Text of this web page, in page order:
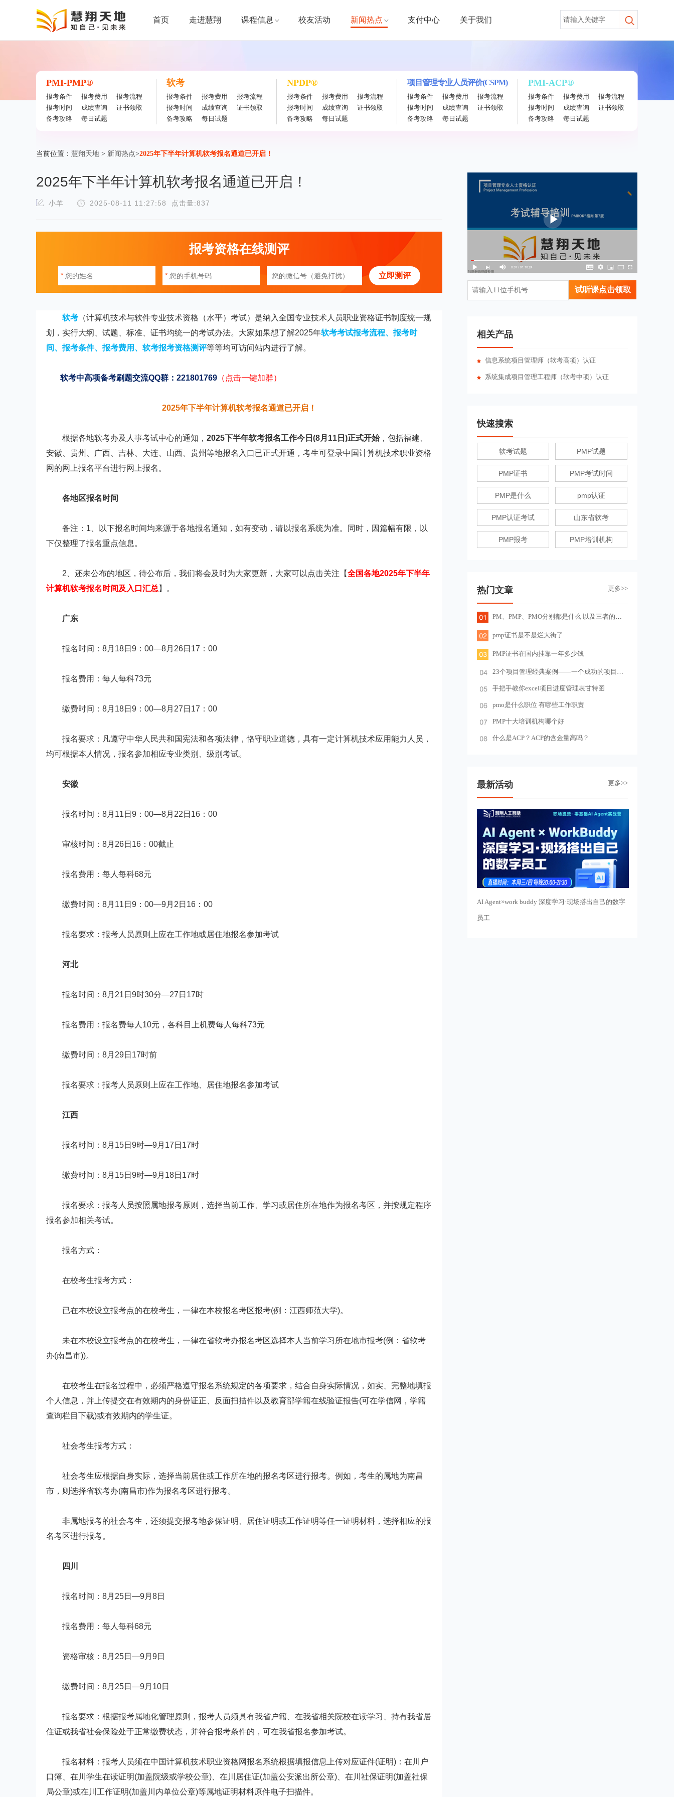
首页 走进慧翔 课程信息 校友活动 新闻热点 支付中心 关于我们
PMI-PMP®
报考条件 报考费用
报考流程
报考时间
成绩查询
证书领取
备考攻略
每日试题
软考
报考条件 报考费用
报考流程
报考时间
成绩查询
证书领取
备考攻略
每日试题
NPDP®
报考条件 报考费用
报考流程
报考时间
成绩查询
证书领取
备考攻略
每日试题
项目管理专业人员评价(CSPM)
报考条件 报考费用
报考流程
报考时间
成绩查询
证书领取
备考攻略
每日试题
PMI-ACP®
报考条件 报考费用
报考流程
报考时间
成绩查询
证书领取
备考攻略
每日试题
当前位置： 慧翔天地 > 新闻热点>2025年下半年计算机软考报名通道已开启！
2025年下半年计算机软考报名通道已开启！
小羊 2025-08-11 11:27:58 点击量:837
报考资格在线测评
* * 立即测评
软考 （计算机技术与软件专业技术资格（水平）考试）是纳入全国专业技术人员职业资格证书制度统一规
划，实行大纲、试题、标准、证书均统一的考试办法。大家如果想了解2025年软考考试报考流程、 报考时
间、 报考条件、 报考费用 、 软考报考资格测评等等均可访问站内进行了解。
软考中高项备考刷题交流QQ群：221801769 （点击一键加群）
2025年下半年计算机软考报名通道已开启！
根据各地软考办及人事考试中心的通知， 2025下半年软考报名工作今日(8月11日)正式开始，包括福建、
安徽、贵州、广西、吉林、大连、山西、贵州等地报名入口已正式开通，考生可登录中国计算机技术职业资格
网的网上报名平台进行网上报名。
各地区报名时间
备注：1、以下报名时间均来源于各地报名通知，如有变动，请以报名系统为准。同时，因篇幅有限，以
下仅整理了报名重点信息。
2、还未公布的地区，待公布后，我们将会及时为大家更新，大家可以点击关注【全国各地2025年下半年
计算机软考报名时间及入口汇总 】。
广东
报名时间：8月18日9：00—8月26日17：00
报名费用：每人每科73元
缴费时间：8月18日9：00—8月27日17：00
报名要求：凡遵守中华人民共和国宪法和各项法律，恪守职业道德，具有一定计算机技术应用能力人员，
均可根据本人情况，报名参加相应专业类别、级别考试。
安徽
报名时间：8月11日9：00—8月22日16：00
审核时间：8月26日16：00截止
报名费用：每人每科68元
缴费时间：8月11日9：00—9月2日16：00
报名要求：报考人员原则上应在工作地或居住地报名参加考试
河北
报名时间：8月21日9时30分—27日17时
报名费用：报名费每人10元，各科目上机费每人每科73元
缴费时间：8月29日17时前
报名要求：报考人员原则上应在工作地、居住地报名参加考试
江西
报名时间：8月15日9时—9月17日17时
缴费时间：8月15日9时—9月18日17时
报名要求：报考人员按照属地报考原则，选择当前工作、学习或居住所在地作为报名考区，并按规定程序
报名参加相关考试。
报名方式：
在校考生报考方式：
已在本校设立报考点的在校考生，一律在本校报名考区报考(例：江西师范大学)。
未在本校设立报考点的在校考生，一律在省软考办报名考区选择本人当前学习所在地市报考(例：省软考
办(南昌市))。
在校考生在报名过程中，必须严格遵守报名系统规定的各项要求，结合自身实际情况，如实、完整地填报
个人信息，并上传提交在有效期内的身份证正、反面扫描件以及教育部学籍在线验证报告(可在学信网，学籍
查询栏目下载)或有效期内的学生证。
社会考生报考方式：
社会考生应根据自身实际，选择当前居住或工作所在地的报名考区进行报考。例如，考生的属地为南昌
市，则选择省软考办(南昌市)作为报名考区进行报考。
非属地报考的社会考生，还须提交报考地参保证明、居住证明或工作证明等任一证明材料，选择相应的报
名考区进行报考。
四川
报名时间：8月25日—9月8日
报名费用：每人每科68元
资格审核：8月25日—9月9日
缴费时间：8月25日—9月10日
报名要求：根据报考属地化管理原则，报考人员须具有我省户籍、在我省相关院校在读学习、持有我省居
住证或我省社会保险处于正常缴费状态，并符合报考条件的，可在我省报名参加考试。
报名材料：报考人员须在中国计算机技术职业资格网报名系统根据填报信息上传对应证件(证明)：在川户
口簿、在川学生在读证明(加盖院级或学校公章)、在川居住证(加盖公安派出所公章)、在川社保证明(加盖社保
局公章)或在川工作证明(加盖川内单位公章)等属地证明材料原件电子扫描件。
试听课点击领取
相关产品
信息系统项目管理师（软考高项）认证
系统集成项目管理工程师（软考中项）认证
快速搜索
软考试题 PMP试题
PMP证书 PMP考试时间
PMP是什么 pmp认证
PMP认证考试 山东省软考
PMP报考 PMP培训机构
热门文章 更多>>
PM、PMP、PMO分别都是什么 以及三者的关系
pmp证书是不是烂大街了
PMP证书在国内挂靠一年多少钱
23个项目管理经典案例——一个成功的项目管理
手把手教你excel项目进度管理表甘特图
pmo是什么职位 有哪些工作职责
PMP十大培训机构哪个好
什么是ACP？ACP的含金量高吗？
最新活动 更多>>
AI Agent×work buddy 深度学习·现场搭出自己的数字
员工